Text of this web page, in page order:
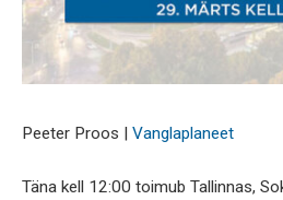
Peeter Proos | Vanglaplaneet
Täna kell 12:00 toimub Tallinnas,